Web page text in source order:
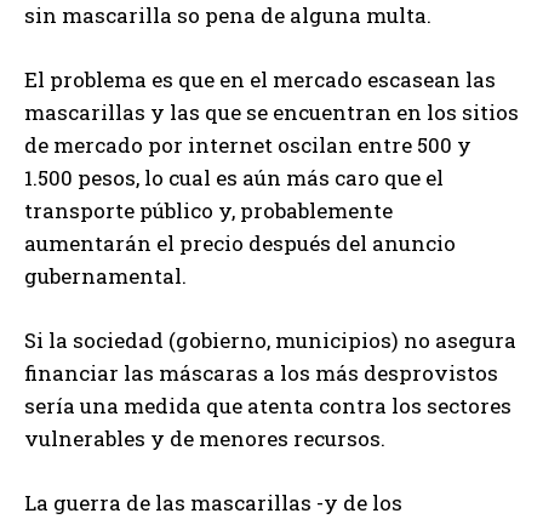
sin mascarilla so pena de alguna multa.
El problema es que en el mercado escasean las
mascarillas y las que se encuentran en los sitios
de mercado por internet oscilan entre 500 y
1.500 pesos, lo cual es aún más caro que el
transporte público y, probablemente
aumentarán el precio después del anuncio
gubernamental.
Si la sociedad (gobierno, municipios) no asegura
financiar las máscaras a los más desprovistos
sería una medida que atenta contra los sectores
vulnerables y de menores recursos.
La guerra de las mascarillas -y de los